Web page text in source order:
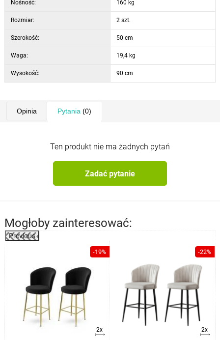
Nośność: 160 kg
Rozmiar: 2 szt.
Szerokość: 50 cm
Waga: 19,4 kg
Wysokość: 90 cm
Opinia Pytania (0)
Ten produkt nie ma żadnych pytań
Zadać pytanie
Mogłoby zainteresować:
Previous
-19%
2x
-22%
2x